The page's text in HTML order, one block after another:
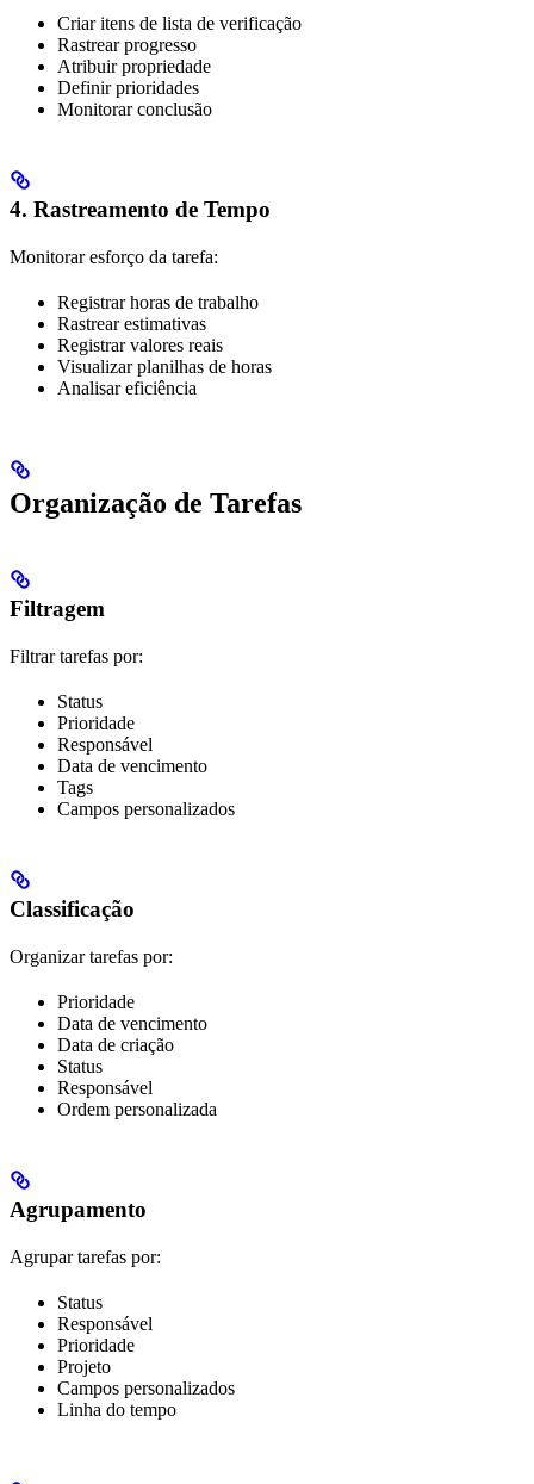
Criar itens de lista de verificação
Rastrear progresso
Atribuir propriedade
Definir prioridades
Monitorar conclusão
4. Rastreamento de Tempo
Monitorar esforço da tarefa:
Registrar horas de trabalho
Rastrear estimativas
Registrar valores reais
Visualizar planilhas de horas
Analisar eficiência
Organização de Tarefas
Filtragem
Filtrar tarefas por:
Status
Prioridade
Responsável
Data de vencimento
Tags
Campos personalizados
Classificação
Organizar tarefas por:
Prioridade
Data de vencimento
Data de criação
Status
Responsável
Ordem personalizada
Agrupamento
Agrupar tarefas por:
Status
Responsável
Prioridade
Projeto
Campos personalizados
Linha do tempo